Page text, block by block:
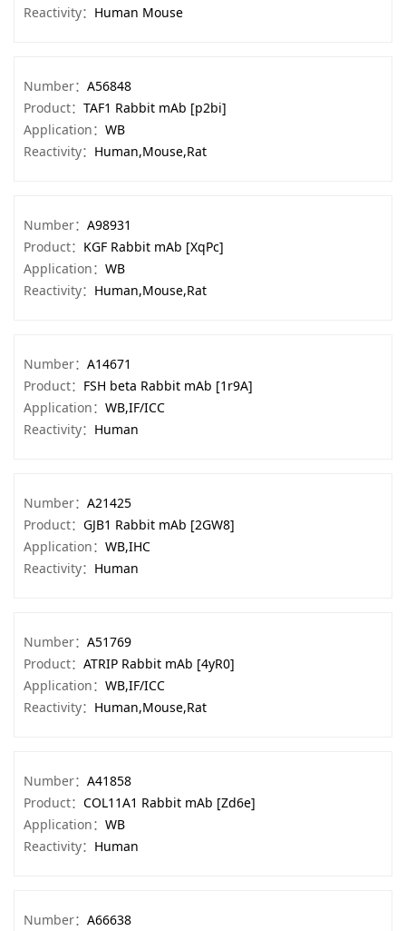
Reactivity： Human Mouse
Number： A56848
Product： TAF1 Rabbit mAb [p2bi]
Application： WB
Reactivity： Human,Mouse,Rat
Number： A98931
Product： KGF Rabbit mAb [XqPc]
Application： WB
Reactivity： Human,Mouse,Rat
Number： A14671
Product： FSH beta Rabbit mAb [1r9A]
Application： WB,IF/ICC
Reactivity： Human
Number： A21425
Product： GJB1 Rabbit mAb [2GW8]
Application： WB,IHC
Reactivity： Human
Number： A51769
Product： ATRIP Rabbit mAb [4yR0]
Application： WB,IF/ICC
Reactivity： Human,Mouse,Rat
Number： A41858
Product： COL11A1 Rabbit mAb [Zd6e]
Application： WB
Reactivity： Human
Number： A66638